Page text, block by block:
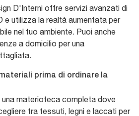
D'Interni offre servizi avanzati di
e utilizza la realtà aumentata per
nel tuo ambiente. Puoi anche
a domicilio per una
prima di ordinare la
una materioteca completa dove
tra tessuti, legni e laccati per